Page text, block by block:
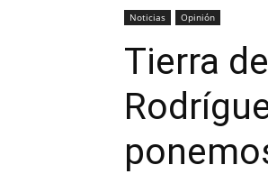
Noticias Opinión
Tierra